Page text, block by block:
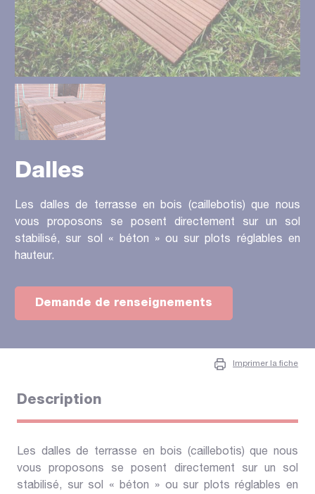
Dalles
Les dalles de terrasse en bois (caillebotis) que nous
vous proposons se posent directement sur un sol
stabilisé, sur sol « béton » ou sur plots réglables en
hauteur.
Demande de renseignements
Imprimer la fiche
Description
Les dalles de terrasse en bois (caillebotis) que nous
vous proposons se posent directement sur un sol
stabilisé, sur sol « béton » ou sur plots réglables en